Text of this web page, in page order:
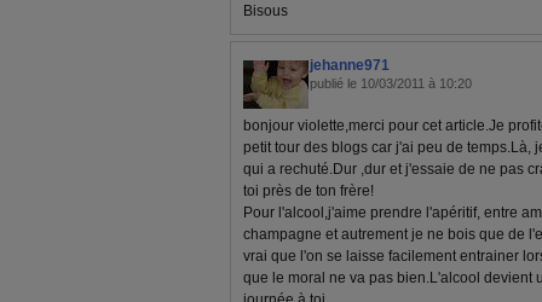
Bisous
jehanne971
publié le 10/03/2011 à 10:20
bonjour violette,merci pour cet article.Je
petit tour des blogs car j'ai peu de temps.Là,
qui a rechuté.Dur ,dur et j'essaie de ne pas
toi près de ton frère!
Pour l'alcool,j'aime prendre l'apéritif, entre
champagne et autrement je ne bois que de
vrai que l'on se laisse facilement entrainer
que le moral ne va pas bien.L'alcool devient